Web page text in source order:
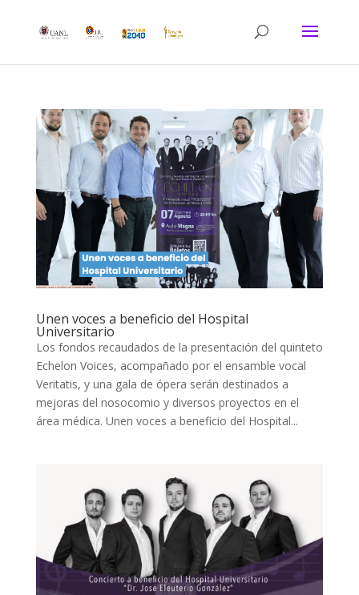
Unen voces a beneficio del Hospital
Universitario
Los fondos recaudados de la presentación del quinteto
Echelon Voices, acompañado por el ensamble vocal
Veritatis, y una gala de ópera serán destinados a
mejoras del nosocomio y diversos proyectos en el
área médica. Unen voces a beneficio del Hospital...